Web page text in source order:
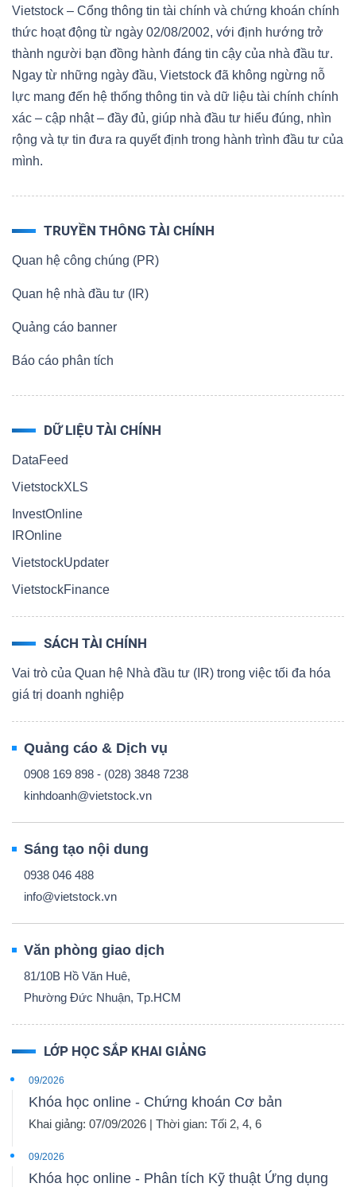
Vietstock – Cổng thông tin tài chính và chứng khoán chính
thức hoạt động từ ngày 02/08/2002, với định hướng trở
thành người bạn đồng hành đáng tin cậy của nhà đầu tư.
Ngay từ những ngày đầu, Vietstock đã không ngừng nỗ
lực mang đến hệ thống thông tin và dữ liệu tài chính chính
xác – cập nhật – đầy đủ, giúp nhà đầu tư hiểu đúng, nhìn
rộng và tự tin đưa ra quyết định trong hành trình đầu tư của
mình.
TRUYỀN THÔNG TÀI CHÍNH
Quan hệ công chúng (PR)
Quan hệ nhà đầu tư (IR)
Quảng cáo banner
Báo cáo phân tích
DỮ LIỆU TÀI CHÍNH
DataFeed
VietstockXLS
InvestOnline
IROnline
VietstockUpdater
VietstockFinance
SÁCH TÀI CHÍNH
Vai trò của Quan hệ Nhà đầu tư (IR) trong việc tối đa hóa
giá trị doanh nghiệp
Quảng cáo & Dịch vụ
0908 169 898 - (028) 3848 7238
kinhdoanh@vietstock.vn
Sáng tạo nội dung
0938 046 488
info@vietstock.vn
Văn phòng giao dịch
81/10B Hồ Văn Huê,
Phường Đức Nhuận, Tp.HCM
LỚP HỌC SẮP KHAI GIẢNG
09/2026
Khóa học online - Chứng khoán Cơ bản
Khai giảng: 07/09/2026 | Thời gian: Tối 2, 4, 6
09/2026
Khóa học online - Phân tích Kỹ thuật Ứng dụng